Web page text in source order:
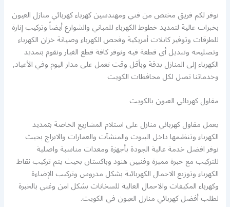
نوفر لكم فريق مختص من فني ومهندسين كهرباء كهربائي منازل العيون
بخبرات عالية لتمديد خطوط الكهرباء للمباني والشوارع أيضاً وتركيب إنارة
للطرقات وتوفير كابلات أمريكية وفحص الكهرباء وصيانة خزان الكهرباء
وتصليحه وتبديل أي قطعة فيه ونوفر كافة قطع الغيار ونقوم بتمديد
الكهرباء إلى المنازل بدقة وبأقل وقت نعمل على مدار اليوم وفي الأعياد,
وخدماتنا تصل لكل محافظات الكويت
مقاول كهربائي العيون بالكويت
يعمل مقاول كهربائي منازل على استلام المشاريع الخاصة بتمديد
الكهرباء وتنظيمها داخل البيوت والمنشآت والعمارات والابراج بحيث
نوفر افضل خدمة عالية الجودة بأجهزة ومعدات مناسبة واصلية
للتركيب مع خبرة مميزة وفنيين هنود وباكستان بحيث يتم تركيب نقاط
الكهرباء وتوزيع الاحمال الكهربائية بشكل مدروس وتركيب الإضاءة
وكهرباء المكيفات والاحمال العالية للسخانات بشكل امن وغني بالخبرة
لطلب أفضل كهربائي منازل العيون في الكويت.